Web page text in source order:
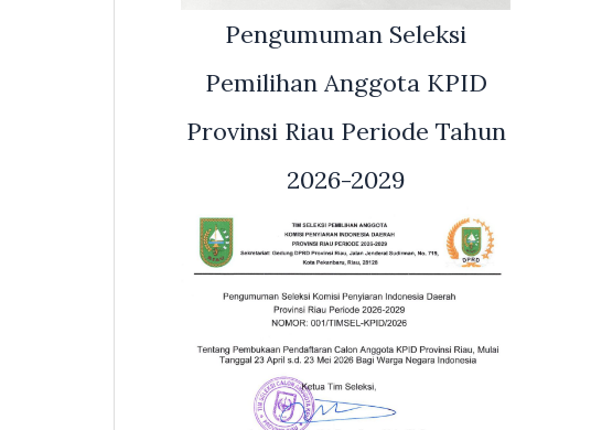
Pengumuman Seleksi
Pemilihan Anggota KPID
Provinsi Riau Periode Tahun
2026-2029